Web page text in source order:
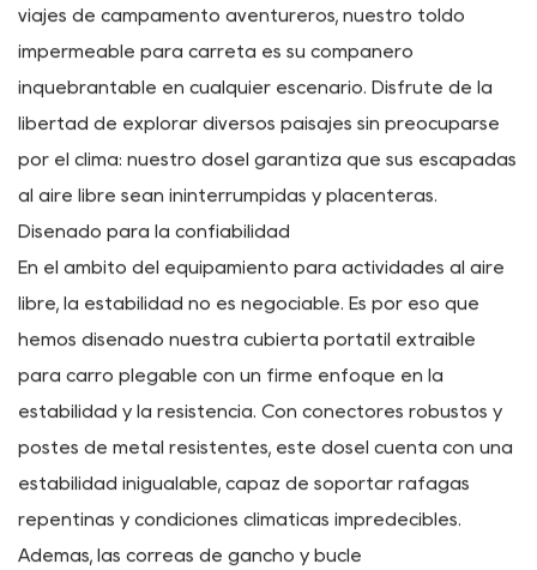
elementos. Ya sea que esté tomando el sol o buscando
refugio de lluvias inesperadas, tenga la seguridad de
que nuestro dosel lo tiene cubierto, literalmente.
Versatilidad
La versatilidad es la piedra angular de nuestra filosofía
de diseño, y este dosel personifica ese espíritu.
Diseñado para adaptarse a una gran variedad de
actividades al aire libre, desde picnics tranquilos hasta
viajes de campamento aventureros, nuestro toldo
impermeable para carreta es su compañero
inquebrantable en cualquier escenario. Disfrute de la
libertad de explorar diversos paisajes sin preocuparse
por el clima: nuestro dosel garantiza que sus escapadas
al aire libre sean ininterrumpidas y placenteras.
Diseñado para la confiabilidad
En el ámbito del equipamiento para actividades al aire